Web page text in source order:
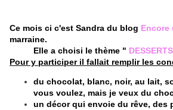
Ce mois ci c'est Sandra du blog Encore
marraine.
Elle a choisi le thème "
Pour y participer il fallait remplir les
du chocolat, blanc, noir, au lait,
vous voulez, mais je veux du
un décor qui envoie du rêve, des